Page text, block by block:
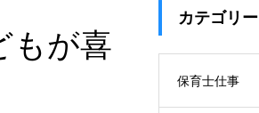
もが喜
カテゴリー
保育士仕事